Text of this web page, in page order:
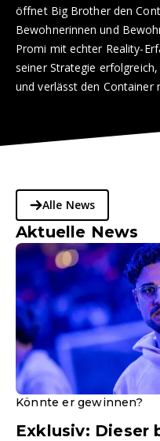
öffnet Big Brother den
Bewohnerinnen und
Promi mit echter Reality-
seiner Strategie
und verlässt den Container
Alle News
Aktuelle News
Könnte er gewinnen?
Exklusiv: Dieser